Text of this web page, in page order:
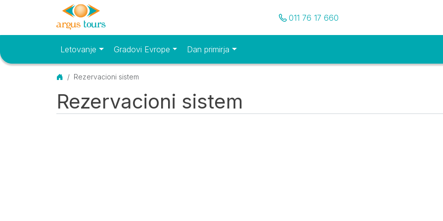
Pozovite nas
011 76 17 660
Osnovni meniLetovanje Gradovi Evrope Dan primirja
Početna
Rezervacioni sistem
Rezervacioni sistem